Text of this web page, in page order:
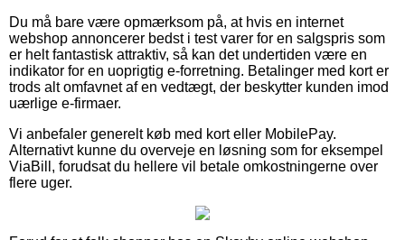
Du må bare være opmærksom på, at hvis en internet
webshop annoncerer bedst i test varer for en salgspris som
er helt fantastisk attraktiv, så kan det undertiden være en
indikator for en uoprigtig e-forretning. Betalinger med kort er
trods alt omfavnet af en vedtægt, der beskytter kunden imod
uærlige e-firmaer.
Vi anbefaler generelt køb med kort eller MobilePay.
Alternativt kunne du overveje en løsning som for eksempel
ViaBill, forudsat du hellere vil betale omkostningerne over
flere uger.